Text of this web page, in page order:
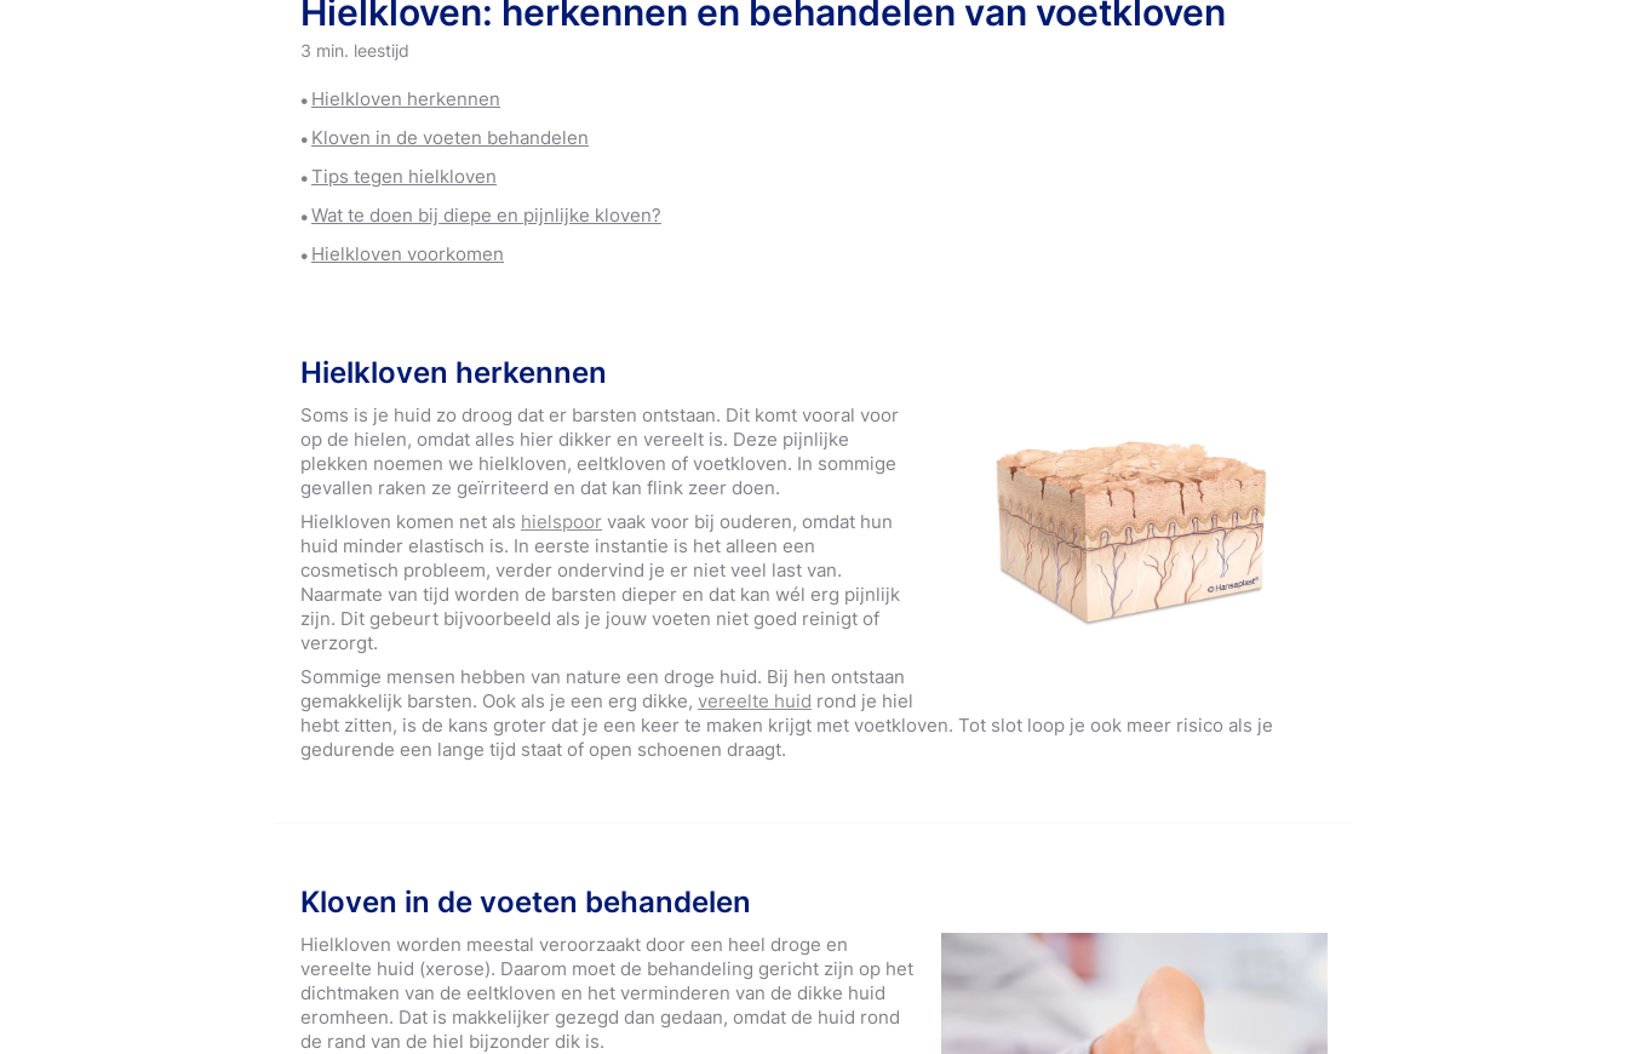
Compressieproducten
Sporttapes & Bandages
Our commitment
Our commitment
Onze inzet
Littekenvervager
Hielkloven: herkennen en behandelen van voetkloven
3 min. leestijd
Hielkloven herkennen
Kloven in de voeten behandelen
Tips tegen hielkloven
Wat te doen bij diepe en pijnlijke kloven?
Hielkloven voorkomen
Hielkloven herkennen
Soms is je huid zo droog dat er barsten ontstaan. Dit komt vooral voor
op de hielen, omdat alles hier dikker en vereelt is. Deze pijnlijke
plekken noemen we hielkloven, eeltkloven of voetkloven. In sommige
gevallen raken ze geïrriteerd en dat kan flink zeer doen.
Hielkloven komen net als hielspoor vaak voor bij ouderen, omdat hun
huid minder elastisch is. In eerste instantie is het alleen een
cosmetisch probleem, verder ondervind je er niet veel last van.
Naarmate van tijd worden de barsten dieper en dat kan wél erg pijnlijk
zijn. Dit gebeurt bijvoorbeeld als je jouw voeten niet goed reinigt of
verzorgt.
Sommige mensen hebben van nature een droge huid. Bij hen ontstaan
gemakkelijk barsten. Ook als je een erg dikke, vereelte huid rond je hiel
hebt zitten, is de kans groter dat je een keer te maken krijgt met voetkloven. Tot slot loop je ook meer risico als je
gedurende een lange tijd staat of open schoenen draagt.
Kloven in de voeten behandelen
Hielkloven worden meestal veroorzaakt door een heel droge en
vereelte huid (xerose). Daarom moet de behandeling gericht zijn op het
dichtmaken van de eeltkloven en het verminderen van de dikke huid
eromheen. Dat is makkelijker gezegd dan gedaan, omdat de huid rond
de rand van de hiel bijzonder dik is.